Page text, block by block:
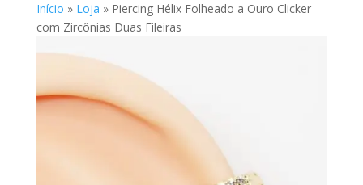
Início » Loja » Piercing Hélix Folheado a Ouro Clicker
com Zircônias Duas Fileiras